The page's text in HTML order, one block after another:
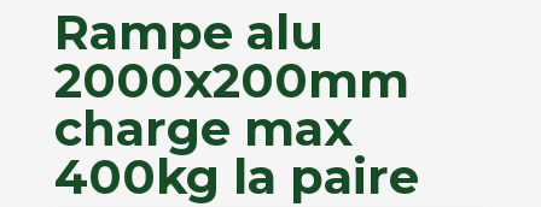
Rampe alu
2000x200mm
charge max
400kg la paire